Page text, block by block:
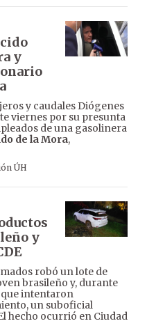
y
y caudales Diógenes
viernes por su presunta
de una gasolinera
de la Mora,
ÚH
y
robó un lote de
brasileño y, durante
que intentaron
un suboficial
hecho ocurrió en Ciudad